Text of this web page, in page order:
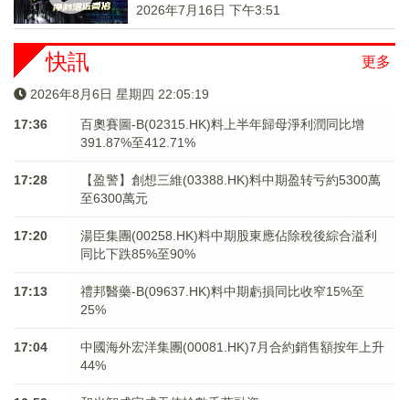
2026年7月16日 下午3:51
更多
快訊
2026年8月6日 星期四 22:05:20
17:36
百奧賽圖-B(02315.HK)料上半年歸母淨利潤同比增
391.87%至412.71%
17:28
【盈警】創想三維(03388.HK)料中期盈转亏約5300萬
至6300萬元
17:20
湯臣集團(00258.HK)料中期股東應佔除稅後綜合溢利
同比下跌85%至90%
17:13
禮邦醫藥-B(09637.HK)料中期虧損同比收窄15%至
25%
17:04
中國海外宏洋集團(00081.HK)7月合約銷售額按年上升
44%